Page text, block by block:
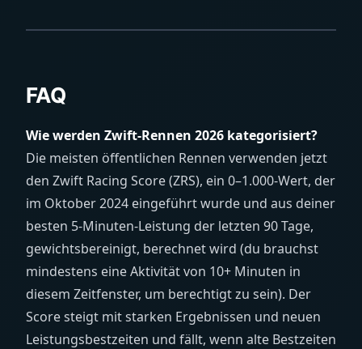
FAQ
Wie werden Zwift-Rennen 2026 kategorisiert?
Die meisten öffentlichen Rennen verwenden jetzt
den Zwift Racing Score (ZRS), ein 0–1.000-Wert, der
im Oktober 2024 eingeführt wurde und aus deiner
besten 5-Minuten-Leistung der letzten 90 Tage,
gewichtsbereinigt, berechnet wird (du brauchst
mindestens eine Aktivität von 10+ Minuten in
diesem Zeitfenster, um berechtigt zu sein). Der
Score steigt mit starken Ergebnissen und neuen
Leistungsbestzeiten und fällt, wenn alte Bestzeiten